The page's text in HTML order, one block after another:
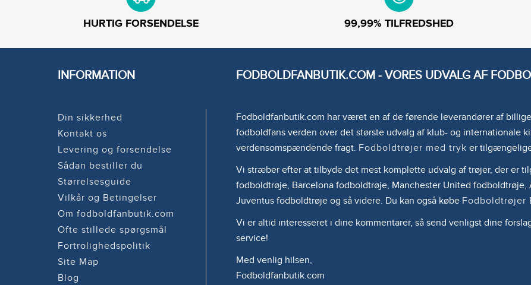
HURTIG FORSENDELSE 99,99% TILFREDSHED
INFORMATION
Din sikkerhed
Kontakt os
Levering og forsendelse
Sådan bestiller du
Størrelsesguide
Vilkår og Betingelser
Om fodboldfanbutik.com
Ofte stillede spørgsmål
Fortrolighedspolitik
Site Map
Blog
FODBOLDFANBUTIK.COM - VORES UDVALG AF
Fodboldfanbutik.com har været en af de førende leverandører af billige
fodboldfans verden over det største udvalg af klub- og internationale
verdensomspændende fragt. Fodboldtrøjer med tryk er
Vi stræber efter at tilbyde det mest komplette udvalg af trøjer, der er
fodboldtrøje, Barcelona fodboldtrøje, Manchester United
Juventus fodboldtrøje og så videre. Du kan også købe Fodboldtrøjer
Vi er altid interesseret i dine kommentarer, så send venligst dine
service!
Med venlig hilsen,
Fodboldfanbutik.com